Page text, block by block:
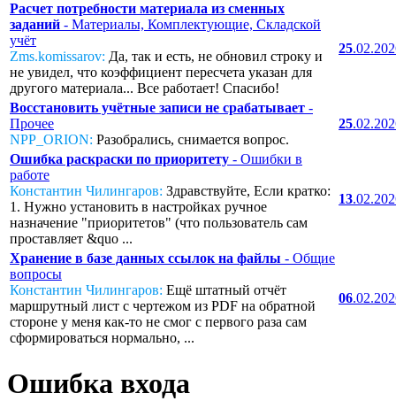
Расчет потребности материала из сменных
заданий - Материалы, Комплектующие, Складской
учёт
Zms.komissarov: Да, так и есть, не обновил строку и
не увидел, что коэффициент пересчета указан для
другого материала... Все работает! Спасибо!
25
Восстановить учётные записи не срабатывает -
Прочее
NPP_ORION: Разобрались, снимается вопрос.
25
Ошибка раскраски по приоритету - Ошибки в
работе
Константин Чилингаров: Здравствуйте, Если кратко:
1. Нужно установить в настройках ручное
назначение "приоритетов" (что пользователь сам
проставляет &quo ...
13
Хранение в базе данных ссылок на файлы - Общие
вопросы
Константин Чилингаров: Ещё штатный отчёт
маршрутный лист с чертежом из PDF на обратной
стороне у меня как-то не смог с первого раза сам
сформироваться нормально, ...
06
Ошибка входа